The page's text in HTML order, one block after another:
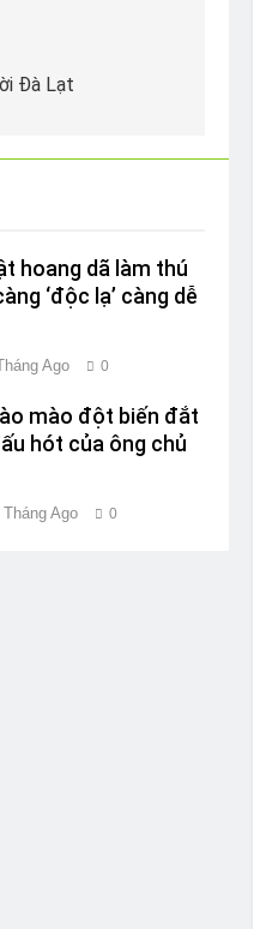
Đà Lạt
hoang dã làm thú
‘độc lạ’ càng dễ
Ago 0
mào đột biến đắt
hót của ông chủ
Tháng Ago 0